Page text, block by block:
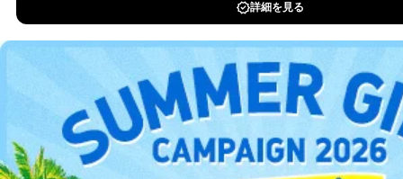
ご注文方法」、 「お支払い
Fujisanギフト券のご利用について 」、 「デジタル雑誌」 に記
載された全ての内容は、利用規約と一体のものとして、お客様は
その内容に同意したものとみなします。
商品のお申し込み、契約について
商品のお申し込みは、お客様が本サービスの画面より必要事項を
入力する方法で申し込むものとします。入力された情報が、当社